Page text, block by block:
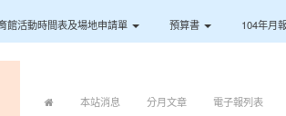
館活動時間表及場地申請單 預算書 104年月
本站消息 分月文章 電子報列表